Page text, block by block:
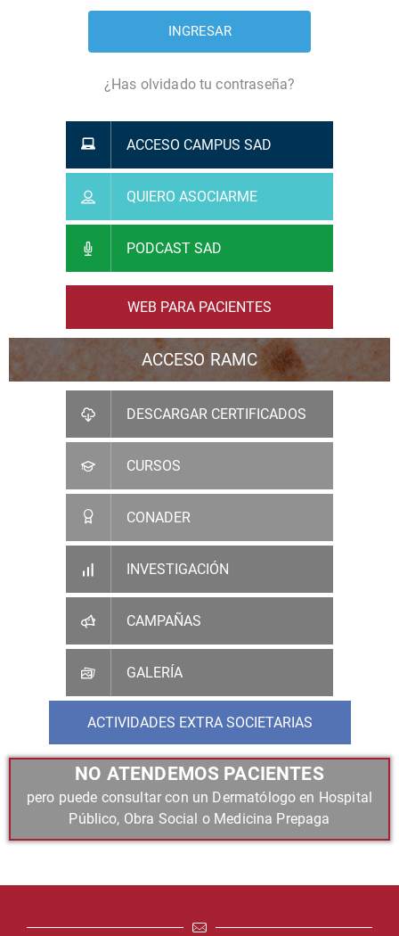
¿Has olvidado tu contraseña?
ACCESO CAMPUS SAD
QUIERO ASOCIARME
PODCAST SAD
WEB PARA PACIENTES
ACCESO RAMC
DESCARGAR CERTIFICADOS
CURSOS
CONADER
INVESTIGACIÓN
CAMPAÑAS
GALERÍA
ACTIVIDADES EXTRA SOCIETARIAS
NO ATENDEMOS PACIENTES
pero puede consultar con un Dermatólogo en Hospital
Público, Obra Social o Medicina Prepaga